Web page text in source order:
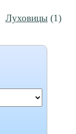
Луховицы(1)